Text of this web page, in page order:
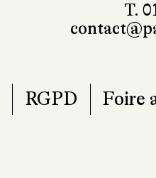
T.
RGPD Foire